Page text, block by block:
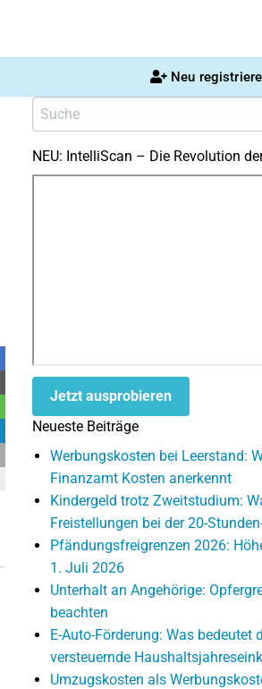
Neu
NEU: IntelliScan – Die Revolution
Jetzt ausprobieren
Neueste Beiträge
Werbungskosten bei Leerstand:
Finanzamt Kosten anerkennt
Kindergeld trotz Zweitstudium:
Freistellungen bei der 20-
Pfändungsfreigrenzen 2026:
1. Juli 2026
Unterhalt an Angehörige:
beachten
E-Auto-Förderung: Was bedeutet
versteuernde
Umzugskosten als